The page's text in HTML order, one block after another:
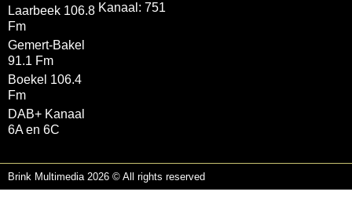
Laarbeek 106.8
Fm
Gemert-Bakel
91.1 Fm
Boekel 106.4
Fm
DAB+ Kanaal
6A en 6C
Kanaal: 751
Brink Multimedia 2026 © All rights reserved